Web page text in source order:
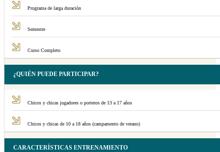
Programa de larga duración
Semestre
Curso Completo
¿QUIÉN PUEDE PARTICIPAR?
Chicos y chicas jugadores o porteros de 13 a 17 años
Chicos y chicas de 10 a 18 años (campamento de verano)
CARACTERÍSTICAS ENTRENAMIENTO